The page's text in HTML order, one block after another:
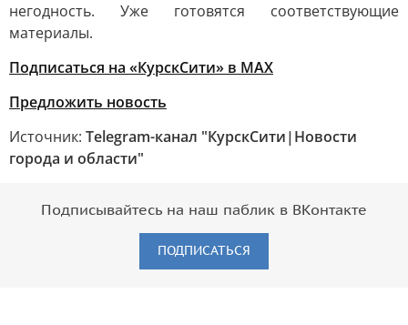
негодность. Уже готовятся соответствующие
материалы.
Подписаться на «КурскСити» в МАХ
Предложить новость
Источник: Telegram-канал "КурскСити|Новости
города и области"
Подписывайтесь на наш паблик в ВКонтакте
ПОДПИСАТЬСЯ